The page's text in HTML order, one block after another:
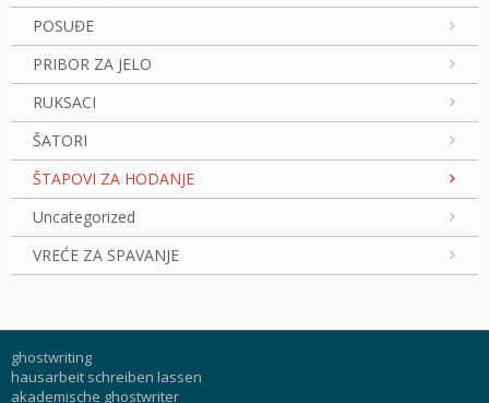
POSUĐE
PRIBOR ZA JELO
RUKSACI
ŠATORI
ŠTAPOVI ZA HODANJE
Uncategorized
VREĆE ZA SPAVANJE
ghostwriting
hausarbeit schreiben lassen
akademische ghostwriter